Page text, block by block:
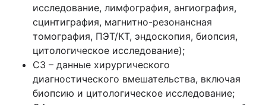
исследование, лимфография, ангиография,
сцинтиграфия, магнитно-резонансная
томография, ПЭТ/КТ, эндоскопия, биопсия,
цитологическое исследование);
С3 – данные хирургического
диагностического вмешательства, включая
биопсию и цитологическое исследование;